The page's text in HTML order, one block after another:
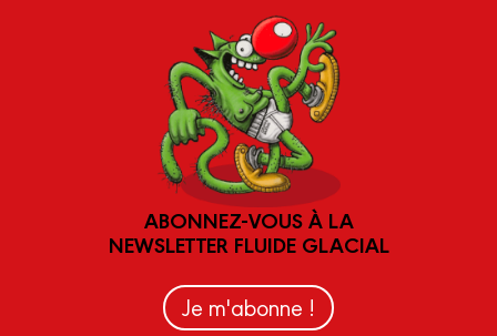
ABONNEZ-VOUS À LA
NEWSLETTER FLUIDE GLACIAL
Je m'abonne !